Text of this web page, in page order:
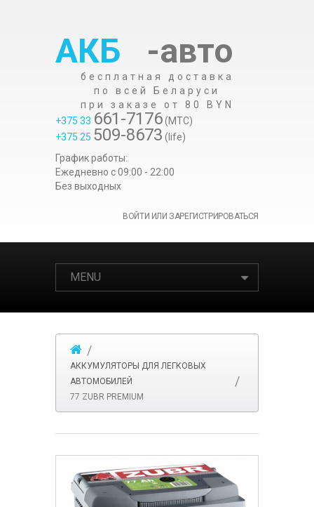
АКБ -авто
бесплатная доставка
по всей Беларуси
при заказе от 80 BYN
+375 33 661-7176(МТС)
+375 25 509-8673 (life)
График работы:
Ежедневно c 09:00 - 22:00
Без выходных
ВОЙТИ ИЛИ ЗАРЕГИСТРИРОВАТЬСЯ
MENU
АККУМУЛЯТОРЫ ДЛЯ ЛЕГКОВЫХ
АВТОМОБИЛЕЙ
77 ZUBR PREMIUM